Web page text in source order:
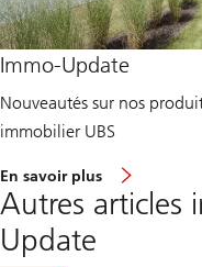
Immo-Update
Nouveautés sur nos
immobilier UBS
En savoir plus
n
v
Autres articles
Update